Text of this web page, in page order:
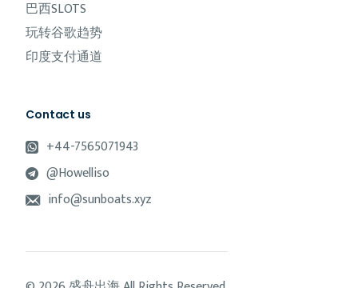
巴西SLOTS
玩转谷歌趋势
印度支付通道
Contact us
+44-7565071943
@Howelliso
info@sunboats.xyz